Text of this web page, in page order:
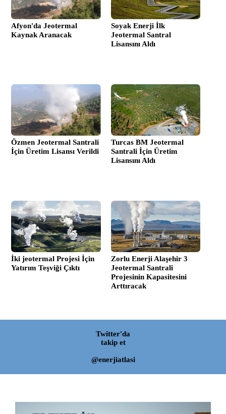
Afyon'da Jeotermal
Kaynak Aranacak
Soyak Enerji İlk
Jeotermal Santral
Lisansını Aldı
Özmen Jeotermal Santrali
İçin Üretim Lisansı Verildi
Turcas BM Jeotermal
Santrali İçin Üretim
Lisansını Aldı
İki jeotermal Projesi İçin
Yatırım Teşviği Çıktı
Zorlu Enerji Alaşehir 3
Jeotermal Santrali
Projesinin Kapasitesini
Arttıracak
Twitter'da
takip et
@enerjiatlasi